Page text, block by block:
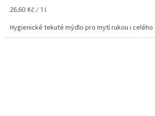
Měrná
26,60 Kč / 1 l
Hygienické tekuté mýdlo pro mytí rukou i celého